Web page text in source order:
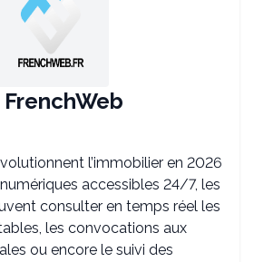
l’immobilier en 2026
accessibles 24/7, les
consulter en temps réel les
les convocations aux
ou encore le suivi des